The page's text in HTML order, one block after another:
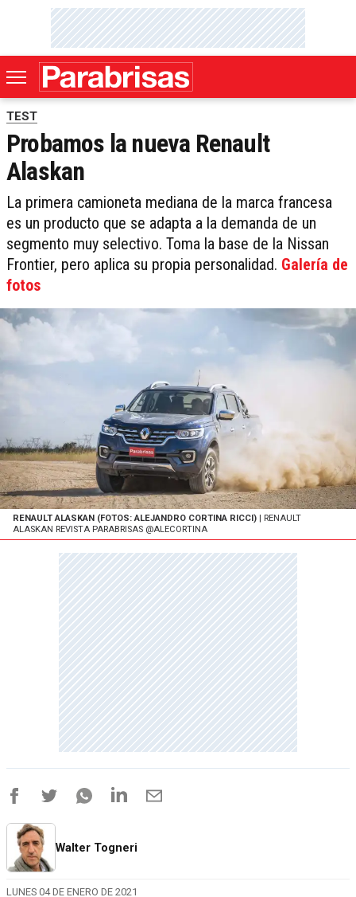
TEST
Probamos la nueva Renault
Alaskan
La primera camioneta mediana de la marca francesa
es un producto que se adapta a la demanda de un
segmento muy selectivo. Toma la base de la Nissan
Frontier, pero aplica su propia personalidad. Galería de
fotos
RENAULT ALASKAN (FOTOS: ALEJANDRO CORTINA RICCI) | RENAULT
ALASKAN REVISTA PARABRISAS @ALECORTINA
Walter Togneri
LUNES 04 DE ENERO DE 2021